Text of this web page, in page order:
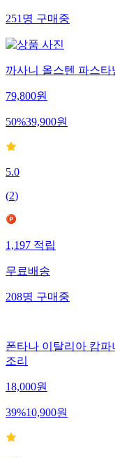
251 명 구매중
까사니 올스텐 파스
79,800원
50%39,900원
5.0
(2)
1,197 적립
무료배송
208명 구매중
폰타나 이탈리아 캄파
조리
18,000원
39%10,900원